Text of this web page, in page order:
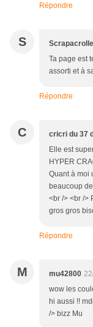
Répondre
S
Ta page est
assorti et à
Répondre
C cricri du 37
Elle est
HYPER
Quant à moi
beaucoup
<br /> <br />
gros gros
Répondre
M mu42800
wow les
hi aussi !!
/> bizz Mu